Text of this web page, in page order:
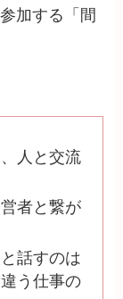
加する「間
人と交流
者と繋が
話すのは
う仕事の